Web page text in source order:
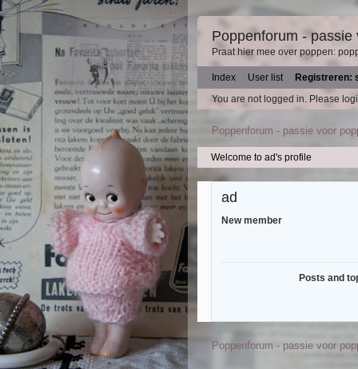
Poppenforum - passie
Praat hier mee over poppen:
Index User list
Registreren:
You are not logged in. Please
Poppenforum - passie voor
Welcome to ad's profile
ad
New member
Posts and
Poppenforum - passie voor